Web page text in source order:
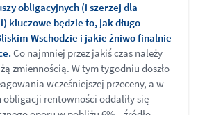
obligacyjnych (i szerzej dla
kluczowe będzie to, jak długo
Wschodzie i jakie żniwo finalnie
Co najmniej przez jakiś czas należy
zmiennością. W tym tygodniu doszło
wcześniejszej przeceny, a w
obligacji rentowności oddaliły się